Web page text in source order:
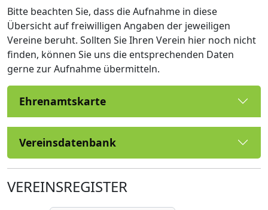
Bitte beachten Sie, dass die Aufnahme in diese
Übersicht auf freiwilligen Angaben der jeweiligen
Vereine beruht. Sollten Sie Ihren Verein hier noch nicht
finden, können Sie uns die entsprechenden Daten
gerne zur Aufnahme übermitteln.
Ehrenamtskarte
Vereinsdatenbank
VEREINSREGISTER